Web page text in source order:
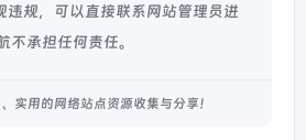
违规，可以直接联系网站管理员进
不承担任何责任。
实用的网络站点资源收集与分享！